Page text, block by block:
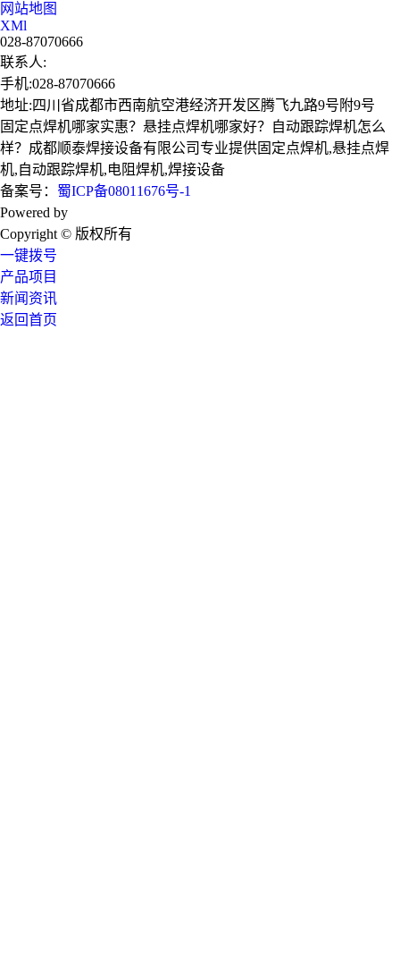
网站地图
XMl
028-87070666
联系人:
手机:028-87070666
地址:四川省成都市西南航空港经济开发区腾飞九路9号附9号
固定点焊机哪家实惠？悬挂点焊机哪家好？自动跟踪焊机怎么
样？成都顺泰焊接设备有限公司专业提供固定点焊机,悬挂点焊
机,自动跟踪焊机,电阻焊机,焊接设备
备案号： 蜀ICP备08011676号-1
Powered by
Copyright © 版权所有
一键拨号
产品项目
新闻资讯
返回首页